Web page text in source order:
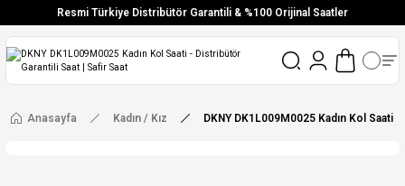
Resmi Türkiye Distribütör Garantili & %100 Orijinal Saatler
Vade Farksız 6 Taksit
Ücretsiz Kargo
Anasayfa Kadın / Kız DKNY DK1L009M0025 Kadın Kol Saati